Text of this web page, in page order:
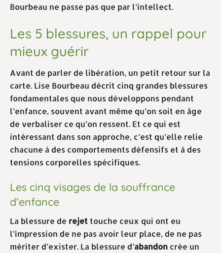
Bourbeau ne passe pas que par l’intellect.
Les 5 blessures, un rappel pour
mieux guérir
Avant de parler de libération, un petit retour sur la
carte. Lise Bourbeau décrit cinq grandes blessures
fondamentales que nous développons pendant
l’enfance, souvent avant même qu’on soit en âge
de verbaliser ce qu’on ressent. Et ce qui est
intéressant dans son approche, c’est qu’elle relie
chacune à des comportements défensifs et à des
tensions corporelles spécifiques.
Les cinq visages de la souffrance
d’enfance
La blessure de rejettouche ceux qui ont eu
l’impression de ne pas avoir leur place, de ne pas
mériter d’exister. La blessure d’abandon crée un